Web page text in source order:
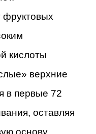
фруктовых
кислоты
верхние
в первые 72
оставляя
основу.